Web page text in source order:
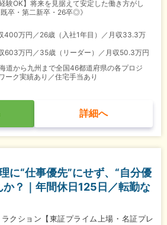
験OK】将来を見据えて安定した働き方がし
卒・第二新卒・26卒◎》
400万円／26歳（入社1年目）／月収33.3万
603万円／35歳（リーダー）／月収50.3万円
道から九州まで全国46都道府県の各プロジ
ーク実績あり／住宅手当あり
詳細へ
に“仕事優先”にせず、“自分優
か？｜年間休日125日／転勤な
クション【東証プライム上場・名証プレ